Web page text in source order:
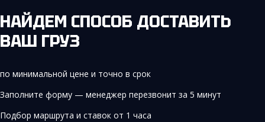
НАЙДЕМ СПОСОБ ДОСТАВИТЬ
ВАШ ГРУЗ
по минимальной цене и точно в срок
Заполните форму — менеджер перезвонит за 5 минут
Подбор маршрута и ставок от 1 часа